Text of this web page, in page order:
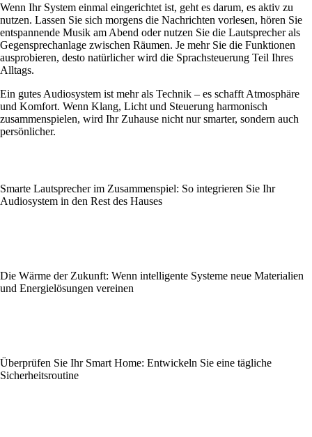
Wenn Ihr System einmal eingerichtet ist, geht es darum, es aktiv zu
nutzen. Lassen Sie sich morgens die Nachrichten vorlesen, hören Sie
entspannende Musik am Abend oder nutzen Sie die Lautsprecher als
Gegensprechanlage zwischen Räumen. Je mehr Sie die Funktionen
ausprobieren, desto natürlicher wird die Sprachsteuerung Teil Ihres
Alltags.
Ein gutes Audiosystem ist mehr als Technik – es schafft Atmosphäre
und Komfort. Wenn Klang, Licht und Steuerung harmonisch
zusammenspielen, wird Ihr Zuhause nicht nur smarter, sondern auch
persönlicher.
Smarte Lautsprecher im Zusammenspiel: So integrieren Sie Ihr
Audiosystem in den Rest des Hauses
Die Wärme der Zukunft: Wenn intelligente Systeme neue Materialien
und Energielösungen vereinen
Überprüfen Sie Ihr Smart Home: Entwickeln Sie eine tägliche
Sicherheitsroutine